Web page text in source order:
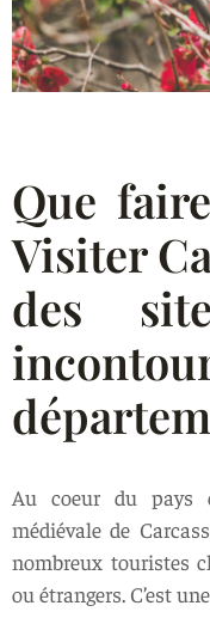
Que
Visiter
des
Au coeur du pays
médiévale de
nombreux touristes
ou étrangers. C’est